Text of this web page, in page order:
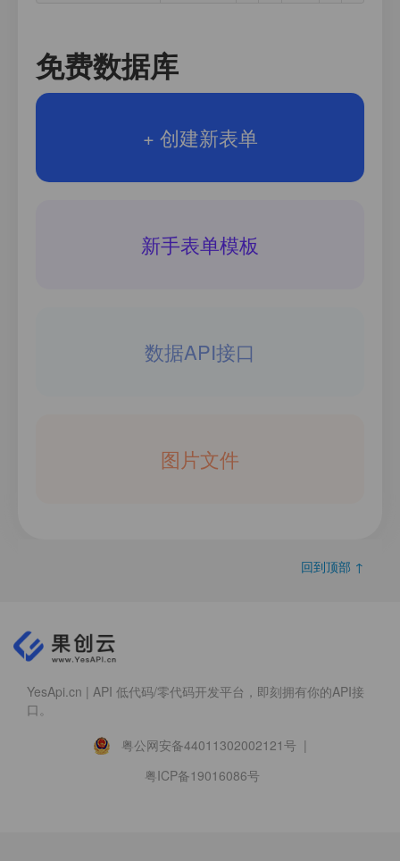
免费数据库
+ 创建新表单
新手表单模板
数据API接口
图片文件
回到顶部 ↑
YesApi.cn | API 低代码/零代码开发平台，即刻拥有你的API接
口。
粤公网安备44011302002121号 |
粤ICP备19016086号